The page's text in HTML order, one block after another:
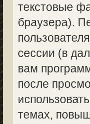
текстовые
браузера).
сессии (в
вам
после
темах,